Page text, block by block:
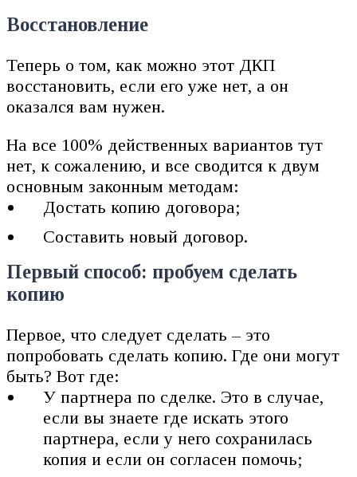
Восстановление
Теперь о том, как можно этот ДКП
восстановить, если его уже нет, а он
оказался вам нужен.
На все 100% действенных вариантов тут
нет, к сожалению, и все сводится к двум
основным законным методам:
Достать копию договора;
Составить новый договор.
Первый способ: пробуем сделать
копию
Первое, что следует сделать – это
попробовать сделать копию. Где они могут
быть? Вот где:
У партнера по сделке. Это в случае,
если вы знаете где искать этого
партнера, если у него сохранилась
копия и если он согласен помочь;